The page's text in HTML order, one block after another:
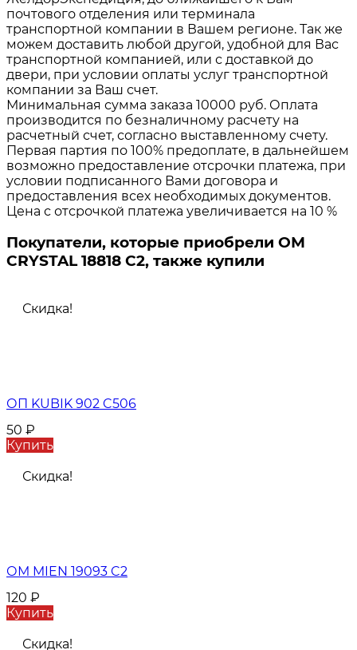
почтового отделения или терминала
транспортной компании в Вашем регионе. Так же
можем доставить любой другой, удобной для Вас
транспортной компанией, или с доставкой до
двери, при условии оплаты услуг транспортной
компании за Ваш счет.
Минимальная сумма заказа 10000 руб. Оплата
производится по безналичному расчету на
расчетный счет, согласно выставленному счету.
Первая партия по 100% предоплате, в дальнейшем
возможно предоставление отсрочки платежа, при
условии подписанного Вами договора и
предоставления всех необходимых документов.
Цена с отсрочкой платежа увеличивается на 10 %
Покупатели, которые приобрели ОМ
CRYSTAL 18818 C2, также купили
Скидка!
ОП KUBIK 902 C506
50 ₽
Купить
Скидка!
ОМ MIEN 19093 C2
120 ₽
Купить
Скидка!